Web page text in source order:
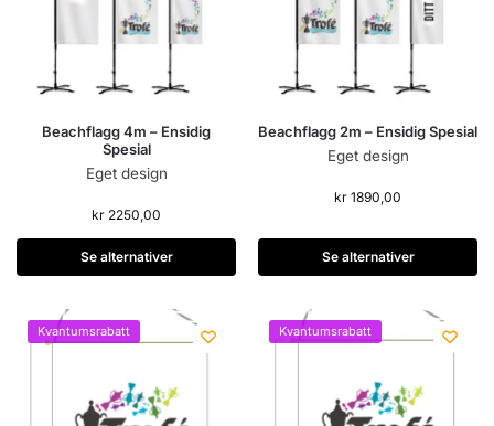
Beachflagg 4m – Ensidig
Spesial
Eget design
kr 2250,00
Se alternativer
Beachflagg 2m – Ensidig Spesial
Eget design
kr 1890,00
Se alternativer
Kvantumsrabatt Kvantumsrabatt